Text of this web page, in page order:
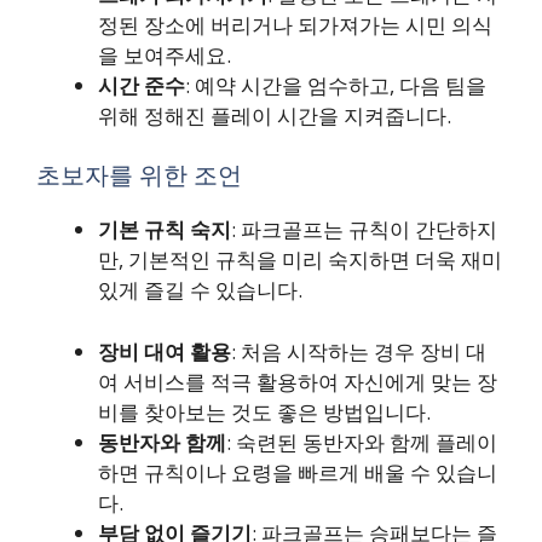
정된 장소에 버리거나 되가져가는 시민 의식
을 보여주세요.
시간 준수: 예약 시간을 엄수하고, 다음 팀을
위해 정해진 플레이 시간을 지켜줍니다.
초보자를 위한 조언
기본 규칙 숙지: 파크골프는 규칙이 간단하지
만, 기본적인 규칙을 미리 숙지하면 더욱 재미
있게 즐길 수 있습니다.
장비 대여 활용: 처음 시작하는 경우 장비 대
여 서비스를 적극 활용하여 자신에게 맞는 장
비를 찾아보는 것도 좋은 방법입니다.
동반자와 함께: 숙련된 동반자와 함께 플레이
하면 규칙이나 요령을 빠르게 배울 수 있습니
다.
부담 없이 즐기기: 파크골프는 승패보다는 즐